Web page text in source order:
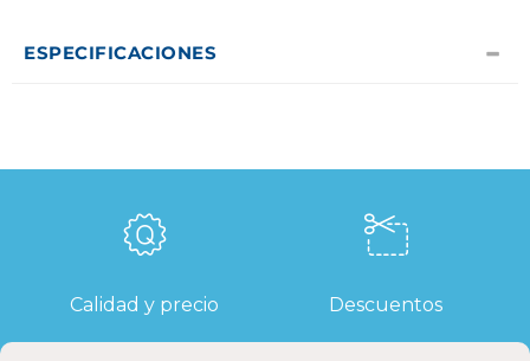
ESPECIFICACIONES
Calidad y precio Descuentos